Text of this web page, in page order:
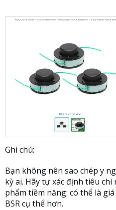
Ghi chú:
Bạn không nên sao chép y
kỳ ai. Hãy tự xác định tiêu
phẩm tiềm năng: có thể là
BSR cụ thể hơn.